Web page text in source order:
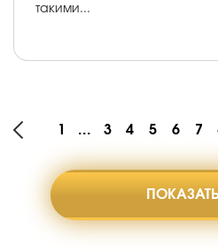
такими...
1 ... 3 4 5 6 7